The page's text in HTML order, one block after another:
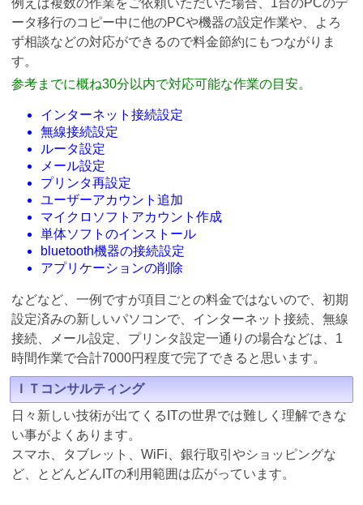
例えば複数の作業をご依頼いただいた場合、1台のPCのデ
ータ移行のコピー中に他のPCや機器の設定作業や、よろ
ず相談などの対応ができるので料金節約にもつながりま
す。
参考までに概ね30分以内で対応可能な作業の目安。
インターネット接続設定
無線接続設定
ルータ設定
メール設定
プリンタ再設定
ユーザーアカウント追加
マイクロソフトアカウント作成
単体ソフトのインストール
bluetooth機器の接続設定
アプリケーションの削除
などなど、一例ですが項目ごとの料金ではないので、初期
設定済みの新しいパソコンで、インターネット接続、無線
接続、メール設定、プリンタ設定一通りの場合などは、1
時間作業で合計7000円程度で完了できると思います。
ＩＴコンサルティング
日々新しい技術が出てくるITの世界では難しく理解できな
い事がよくあります。
スマホ、タブレット、WiFi、銀行取引やショッピングな
ど、とどんどんITの利用範囲は広がっています。